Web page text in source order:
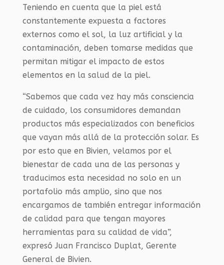
Teniendo en cuenta que la piel está
constantemente expuesta a factores
externos como el sol, la luz artificial y la
contaminación, deben tomarse medidas que
permitan mitigar el impacto de estos
elementos en la salud de la piel.
“Sabemos que cada vez hay más consciencia
de cuidado, los consumidores demandan
productos más especializados con beneficios
que vayan más allá de la protección solar. Es
por esto que en Bivien, velamos por el
bienestar de cada una de las personas y
traducimos esta necesidad no solo en un
portafolio más amplio, sino que nos
encargamos de también entregar información
de calidad para que tengan mayores
herramientas para su calidad de vida”,
expresó Juan Francisco Duplat, Gerente
General de Bivien.